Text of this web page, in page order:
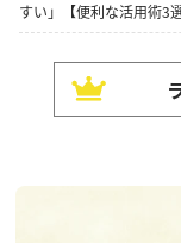
すい」【便利な活用術3選